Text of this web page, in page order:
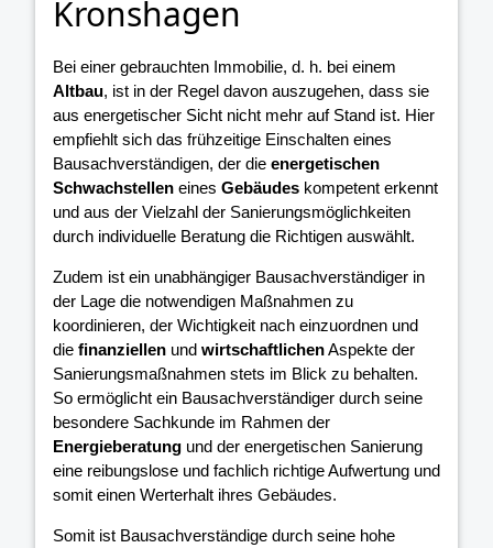
Kronshagen
Bei einer gebrauchten Immobilie, d. h. bei einem
Altbau, ist in der Regel davon auszugehen, dass sie
aus energetischer Sicht nicht mehr auf Stand ist. Hier
empfiehlt sich das frühzeitige Einschalten eines
Bausachverständigen, der die energetischen
Schwachstellen eines Gebäudes kompetent erkennt
und aus der Vielzahl der Sanierungsmöglichkeiten
durch individuelle Beratung die Richtigen auswählt.
Zudem ist ein unabhängiger Bausachverständiger in
der Lage die notwendigen Maßnahmen zu
koordinieren, der Wichtigkeit nach einzuordnen und
die finanziellen und wirtschaftlichenAspekte der
Sanierungsmaßnahmen stets im Blick zu behalten.
So ermöglicht ein Bausachverständiger durch seine
besondere Sachkunde im Rahmen der
Energieberatung und der energetischen Sanierung
eine reibungslose und fachlich richtige Aufwertung und
somit einen Werterhalt ihres Gebäudes.
Somit ist Bausachverständige durch seine hohe